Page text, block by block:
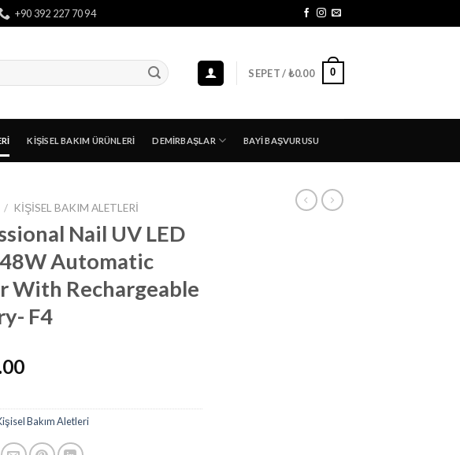
+90 392 227 70 94
SEPET /₺0.00 0
KIŞISEL BAKIM ÜRÜNLERI DEMIRBAŞLAR BAYI BAŞVURUSU
/ KIŞISEL BAKIM ALETLERI
Nail UV LED
Automatic
With Rechargeable
F4
Bakım Aletleri